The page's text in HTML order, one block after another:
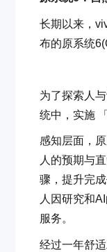
长期以来，
布的原系统
为了探索人
统中，实施
感知层面，
人的预期与
骤，提升完
人因研究和
服务。
经过一年舒